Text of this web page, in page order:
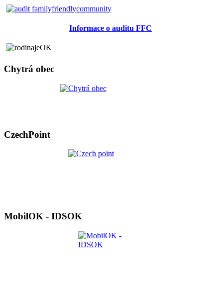
Informace o auditu FFC
Chytrá obec
CzechPoint
MobilOK - IDSOK